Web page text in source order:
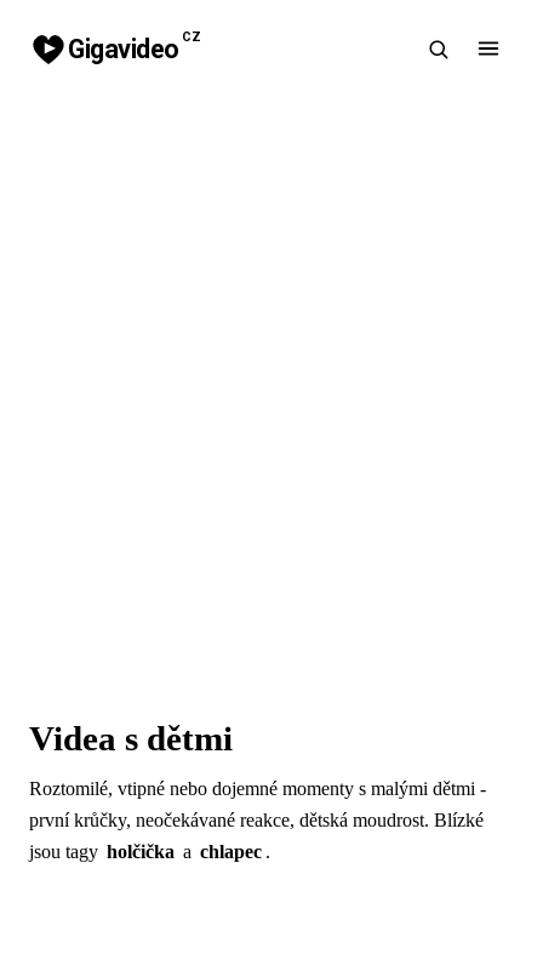
Gigavideo CZ
Videa s dětmi
Roztomilé, vtipné nebo dojemné momenty s malými dětmi -
první krůčky, neočekávané reakce, dětská moudrost. Blízké
jsou tagy holčička a chlapec .